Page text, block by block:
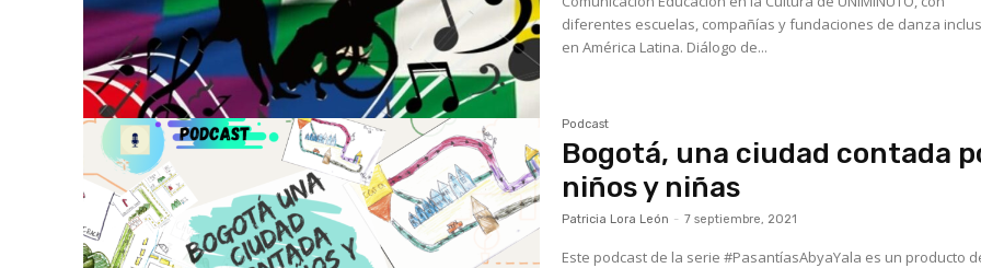
diferentes escuelas, compañías y fundaciones de danza
en América Latina. Diálogo de...
Podcast
Bogotá, una ciudad contada
niños y niñas
Patricia Lora León - 7 septiembre, 2021
Este podcast de la serie #PasantíasAbyaYala es un producto